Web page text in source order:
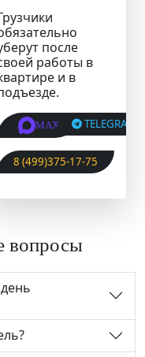
после
работы в
и в
MAX TELEGRAM
8 (499)375-17-75
вопросы